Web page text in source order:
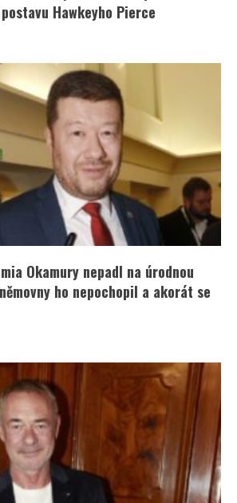
Hawkeyho Pierce
Okamury nepadl na úrodnou
ho nepochopil a akorát se